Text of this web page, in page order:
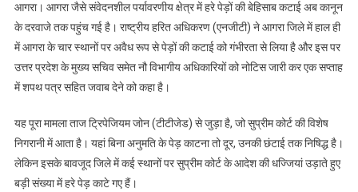
पेड़ों
का
कत्ल,
एनजीटी
विभागों
के
अफसरों
आगरा। आगरा जैसे संवेदनशील पर्यावरणीय क्षेत्र में हरे पेड़ों की बेहिसाब कटाई अब कानून
के दरवाजे तक पहुंच गई है। राष्ट्रीय हरित अधिकरण (एनजीटी) ने आगरा जिले में हाल ही
में आगरा के चार स्थानों पर अवैध रूप से पेड़ों की कटाई को गंभीरता से लिया है और इस पर
उत्तर प्रदेश के मुख्य सचिव समेत नौ विभागीय अधिकारियों को नोटिस जारी कर एक सप्ताह
में शपथ पत्र सहित जवाब देने को कहा है।
यह पूरा मामला ताज ट्रिपेजियम जोन (टीटीजेड) से जुड़ा है, जो सुप्रीम कोर्ट की विशेष
निगरानी में आता है। यहां बिना अनुमति के पेड़ काटना तो दूर, उनकी छंटाई तक निषिद्ध है।
लेकिन इसके बावजूद जिले में कई स्थानों पर सुप्रीम कोर्ट के आदेश की धज्जियां उड़ाते हुए
बड़ी संख्या में हरे पेड़ काटे गए हैं।